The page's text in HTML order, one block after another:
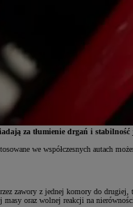
za tłumienie drgań i
we współczesnych autach
zawory z jednej komory do
oraz wolnej reakcji na